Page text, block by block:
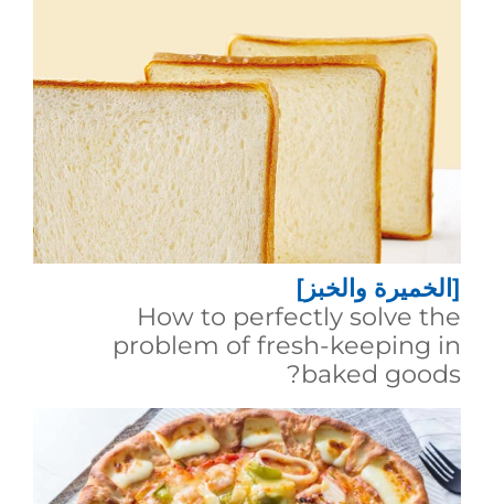
[الخميرة والخبز]
How to perfectly solve the
problem of fresh-keeping in
baked goods?